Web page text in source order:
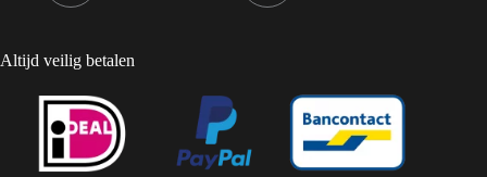
Altijd veilig betalen